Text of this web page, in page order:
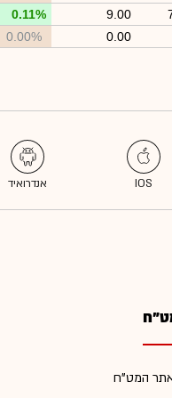
9.00
0.11%
0.00
0.00%
המט"ח